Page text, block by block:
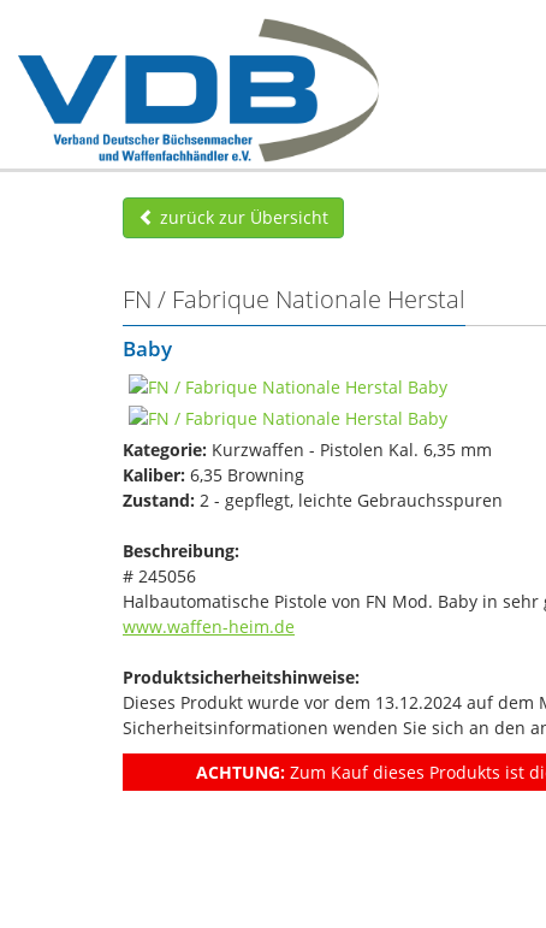
zurück zur Übersicht
FN / Fabrique Nationale Herstal
Baby
Kategorie: Kurzwaffen - Pistolen Kal. 6,35 mm
Kaliber: 6,35 Browning
Zustand: 2 - gepflegt, leichte Gebrauchsspuren
Beschreibung:
# 245056
Halbautomatische Pistole von FN Mod. Baby in
www.waffen-heim.de
Produktsicherheitshinweise:
Dieses Produkt wurde vor dem 13.12.2024 auf
Sicherheitsinformationen wenden Sie sich an den
ACHTUNG: Zum Kauf dieses Produkts ist